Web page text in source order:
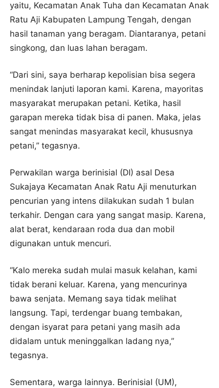
yaitu, Kecamatan Anak Tuha dan Kecamatan Anak
Ratu Aji Kabupaten Lampung Tengah, dengan
hasil tanaman yang beragam. Diantaranya, petani
singkong, dan luas lahan beragam.
“Dari sini, saya berharap kepolisian bisa segera
menindak lanjuti laporan kami. Karena, mayoritas
masyarakat merupakan petani. Ketika, hasil
garapan mereka tidak bisa di panen. Maka, jelas
sangat menindas masyarakat kecil, khususnya
petani,” tegasnya.
Perwakilan warga berinisial (DI) asal Desa
Sukajaya Kecamatan Anak Ratu Aji menuturkan
pencurian yang intens dilakukan sudah 1 bulan
terkahir. Dengan cara yang sangat masip. Karena,
alat berat, kendaraan roda dua dan mobil
digunakan untuk mencuri.
“Kalo mereka sudah mulai masuk kelahan, kami
tidak berani keluar. Karena, yang mencurinya
bawa senjata. Memang saya tidak melihat
langsung. Tapi, terdengar buang tembakan,
dengan isyarat para petani yang masih ada
didalam untuk meninggalkan ladang nya,”
tegasnya.
Sementara, warga lainnya. Berinisial (UM),